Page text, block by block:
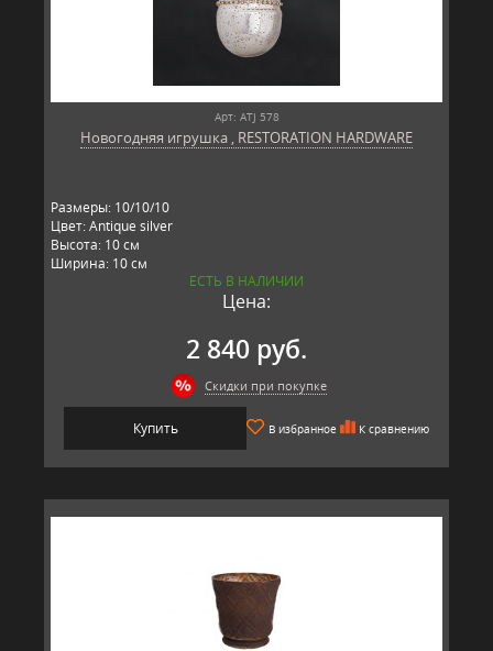
Арт: ATJ 578
Новогодняя игрушка , RESTORATION HARDWARE
Размеры: 10/10/10
Цвет: Antique silver
Высота: 10 см
Ширина: 10 см
ЕСТЬ В НАЛИЧИИ
Цена:
2 840 руб.
Скидки при покупке
Купить В избранное К сравнению